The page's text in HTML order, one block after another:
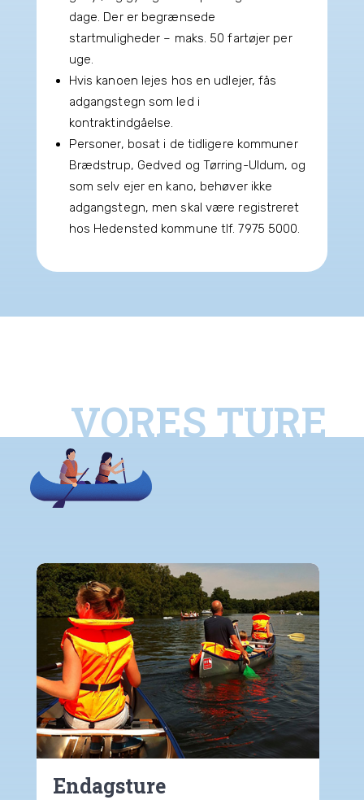
dage. Der er begrænsede
startmuligheder – maks. 50 fartøjer per
uge.
Hvis kanoen lejes hos en udlejer, fås
adgangstegn som led i
kontraktindgåelse.
Personer, bosat i de tidligere kommuner
Brædstrup, Gedved og Tørring-Uldum, og
som selv ejer en kano, behøver ikke
adgangstegn, men skal være registreret
hos Hedensted kommune tlf. 7975 5000.
VORES TURE
Endagsture